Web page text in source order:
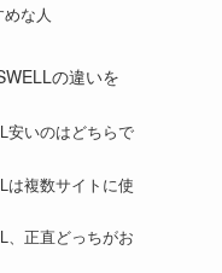
な人
の違いを
安いのはどちらで
は複数サイトに使
、正直どっちがお